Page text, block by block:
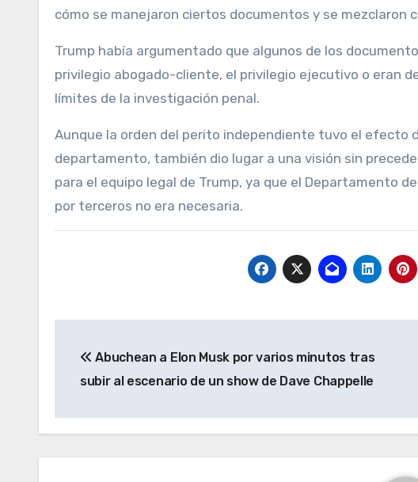
cómo se manejaron ciertos documentos y se mezclaron
Trump había argumentado que algunos de los
privilegio abogado-cliente, el privilegio ejecutivo o eran
límites de la investigación penal.
Aunque la orden del perito independiente tuvo el efecto
departamento, también dio lugar a una visión sin
para el equipo legal de Trump, ya que el Departamento
por terceros no era necesaria.
de
Abuchean a Elon Musk por varios minutos tras
subir al escenario de un show de Dave Chappelle